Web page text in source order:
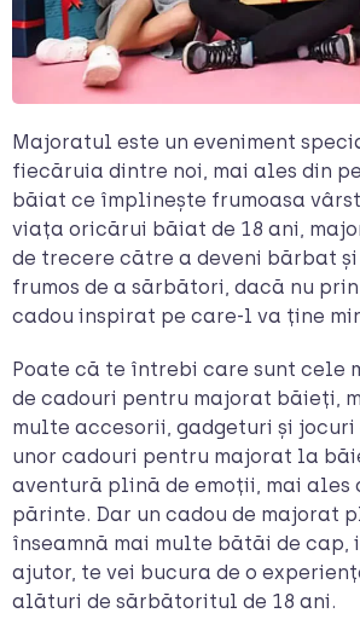
Majoratul este un eveniment
fiecăruia dintre noi, mai ales din
băiat ce împlinește frumoasa
viața oricărui băiat de 18 ani,
de trecere către a deveni bărbat
frumos de a sărbători, dacă nu
cadou inspirat pe care-l va ține
Poate că te întrebi care sunt cele
de cadouri pentru majorat băieți,
multe accesorii, gadgeturi și jocuri
unor cadouri pentru majorat la
aventură plină de emoții, mai ales
părinte. Dar un cadou de majorat
înseamnă mai multe bătăi de cap,
ajutor, te vei bucura de o
alături de sărbătoritul de 18 ani.